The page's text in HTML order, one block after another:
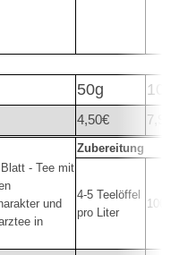
50g
4,50€
Zubereitung
- Tee mit
und
in
4-5 Teelöffel
pro Liter